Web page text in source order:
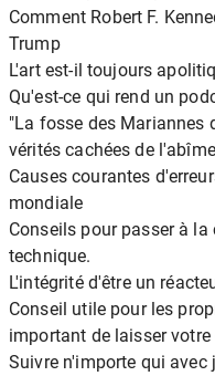
Comment Robert F.
Trump
L'art est-il toujours
Qu'est-ce qui rend un
"La fosse des Mariannes
vérités cachées de
Causes courantes
mondiale
Conseils pour passer à
technique.
L'intégrité d'être un
Conseil utile pour les
important de laisser
Suivre n'importe qui avec